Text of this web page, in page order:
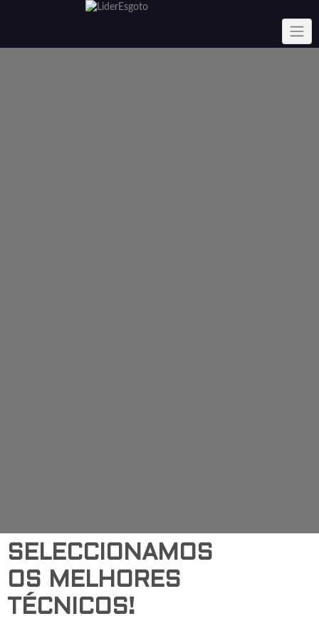
SELECCIONAMOS
OS MELHORES
TÉCNICOS!